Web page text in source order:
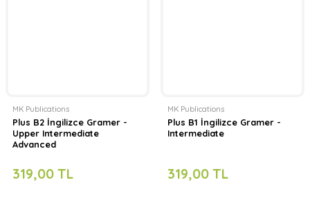
MK Publications
Plus B2 İngilizce Gramer -
Upper Intermediate
Advanced
319,00 TL
MK Publications
Plus B1 İngilizce Gramer -
Intermediate
319,00 TL